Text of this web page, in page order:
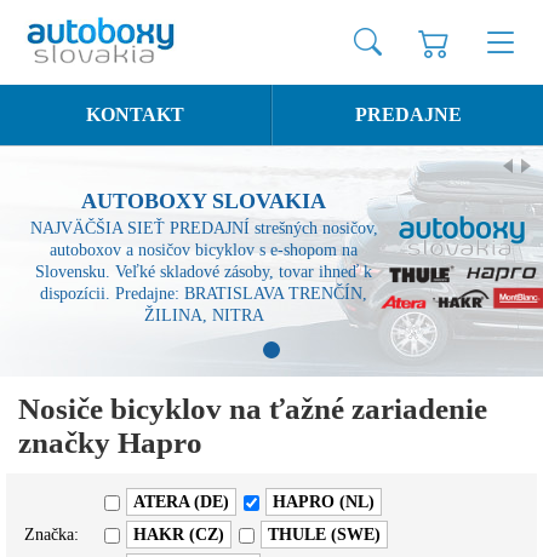
KONTAKT PREDAJNE
AUTOBOXY SLOVAKIA
NAJVÄČŠIA SIEŤ PREDAJNÍ strešných nosičov,
autoboxov a nosičov bicyklov s e-shopom na
Slovensku. Veľké skladové zásoby, tovar ihneď k
dispozícii. Predajne: BRATISLAVA TRENČÍN,
ŽILINA, NITRA
Nosiče bicyklov na ťažné zariadenie
značky Hapro
Značka:
ATERA (DE)
HAPRO (NL)
HAKR (CZ)
THULE (SWE)